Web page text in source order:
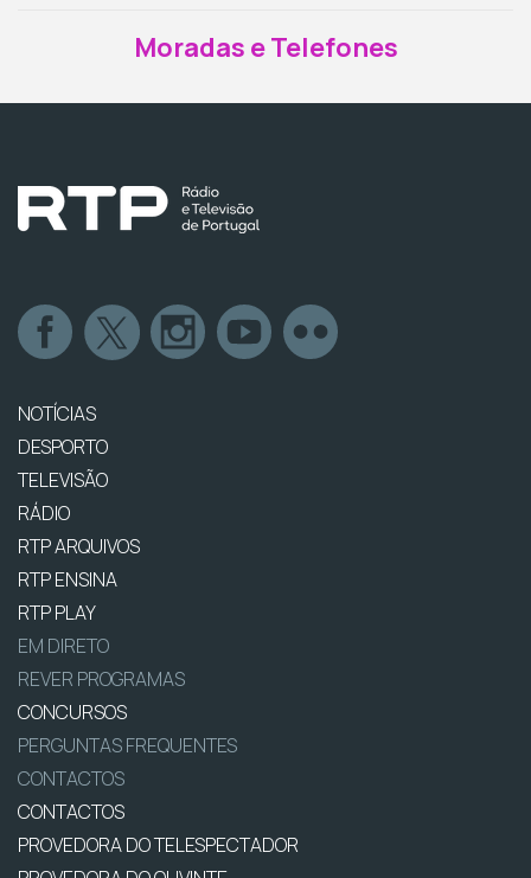
Moradas e Telefones
NOTÍCIAS
DESPORTO
TELEVISÃO
RÁDIO
RTP ARQUIVOS
RTP ENSINA
RTP PLAY
EM DIRETO
REVER PROGRAMAS
CONCURSOS
PERGUNTAS FREQUENTES
CONTACTOS
CONTACTOS
PROVEDORA DO TELESPECTADOR